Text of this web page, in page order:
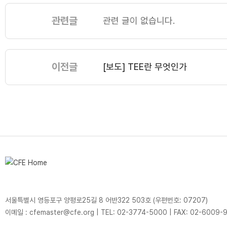
관련글 관련 글이 없습니다.
이전글 [보도] TEE란 무엇인가
서울특별시 영등포구 양평로25길 8 어반322 503호 (우편번호: 07207)
이메일 : cfemaster@cfe.org
TEL: 02-3774-5000 FAX: 02-6009-